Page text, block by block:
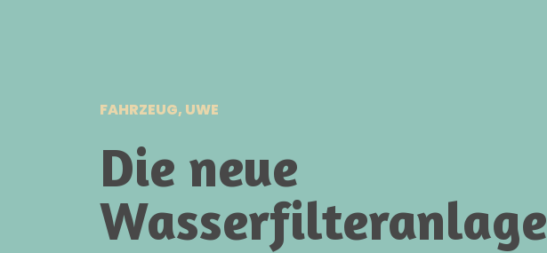
FAHRZEUG, UWE
Die neue
Wasserfilteranlage